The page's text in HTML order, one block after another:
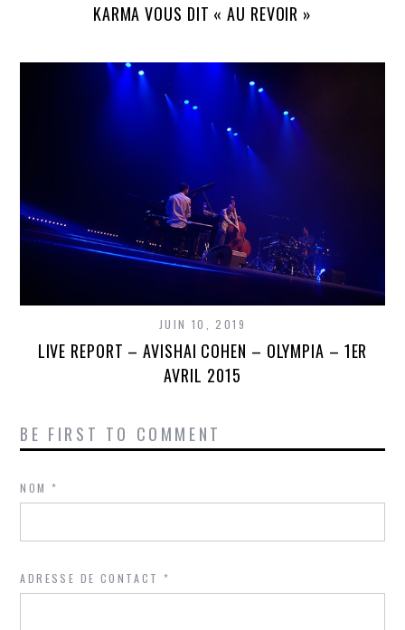
KARMA VOUS DIT « AU REVOIR »
JUIN 10, 2019
LIVE REPORT – AVISHAI COHEN – OLYMPIA – 1ER
AVRIL 2015
BE FIRST TO COMMENT
NOM*
ADRESSE DE CONTACT*